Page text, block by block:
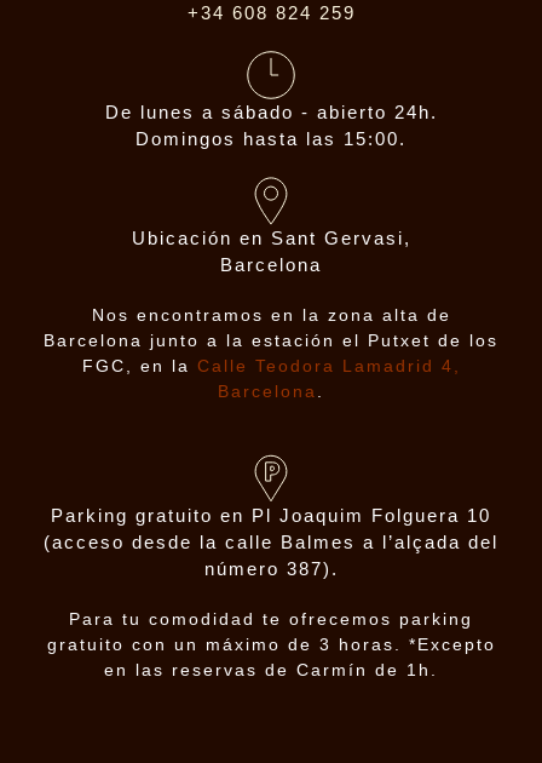
+34 608 824 259
De lunes a sábado - abierto 24h.
Domingos hasta las 15:00.
Ubicación en Sant Gervasi,
Barcelona
Nos encontramos en la zona alta de
Barcelona junto a la estación el Putxet de los
FGC, en la Calle Teodora Lamadrid 4,
Barcelona
Parking gratuito en Pl Joaquim Folguera 10
(acceso desde la calle Balmes a l’alçada del
número 387).
Para tu comodidad te ofrecemos parking
gratuito con un máximo de 3 horas. *Excepto
en las reservas de Carmín de 1h.